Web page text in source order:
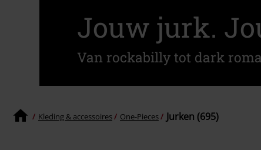
Jouw jurk.
Van rockabilly tot dark
Kleding & accessoires One-Pieces Jurken (695)